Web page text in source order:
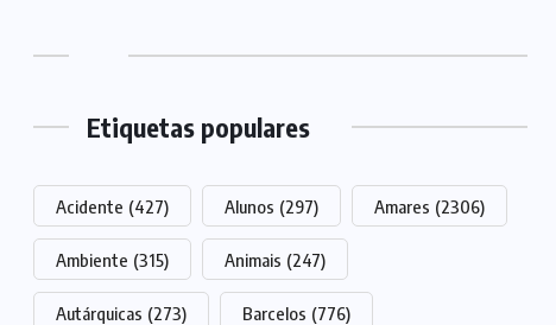
Etiquetas populares
Acidente (427) Alunos (297) Amares (2306)
Ambiente (315) Animais (247)
Autárquicas (273) Barcelos (776)